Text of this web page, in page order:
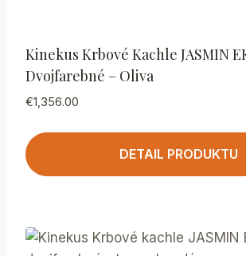
Kinekus Krbové Kachle JASMIN
Dvojfarebné – Oliva
€1,356.00
DETAIL PRODUKTU